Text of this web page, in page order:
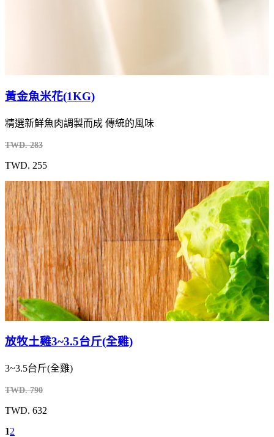
黃金魚米花(1KG)
精選新鮮魚肉調製而成 傳統的風味
TWD. 283
TWD. 255
放牧土雞3~3.5台斤(全雞)
3~3.5台斤(全雞)
TWD. 790
TWD. 632
12